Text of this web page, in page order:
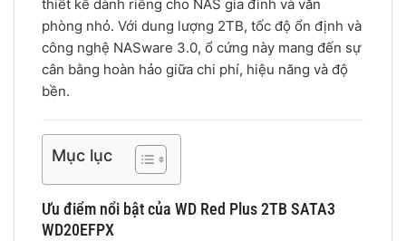
thiết kế dành riêng cho NAS gia đình và văn
phòng nhỏ. Với dung lượng 2TB, tốc độ ổn định và
công nghệ NASware 3.0, ổ cứng này mang đến sự
cân bằng hoàn hảo giữa chi phí, hiệu năng và độ
bền.
Mục lục
Ưu điểm nổi bật của WD Red Plus 2TB SATA3
WD20EFPX